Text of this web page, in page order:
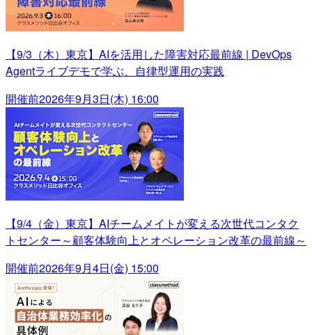
【9/3（木）東京】AIを活用した障害対応最前線 | DevOps
Agentライブデモで学ぶ、自律型運用の実践
開催前2026年9月3日(木) 16:00
【9/4（金）東京】AIチームメイトが変える次世代コンタク
トセンター～顧客体験向上とオペレーション改革の最前線～
開催前2026年9月4日(金) 15:00